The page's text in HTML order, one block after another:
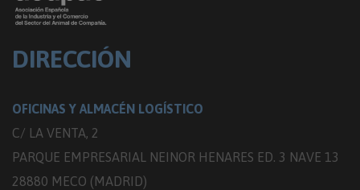
DIRECCIÓN
OFICINAS Y ALMACÉN LOGÍSTICO
C/ LA VENTA, 2
PARQUE EMPRESARIAL NEINOR HENARES ED. 3 NAVE 13
28880 MECO (MADRID)